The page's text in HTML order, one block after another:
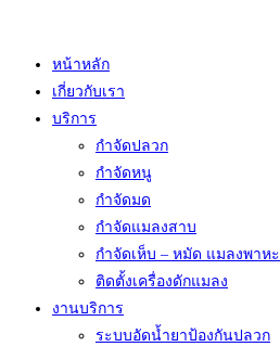
หน้าหลัก
เกี่ยวกับเรา
บริการ
กำจัดปลวก
กำจัดหนู
กำจัดมด
กำจัดแมลงสาบ
กำจัดเห็บ – หมัด แมลงพาหะ
ติดตั้งเครื่องดักแมลง
งานบริการ
ระบบอัดน้ำยาป้องกันปลวก